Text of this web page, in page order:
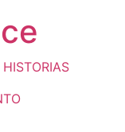
HISTORIAS